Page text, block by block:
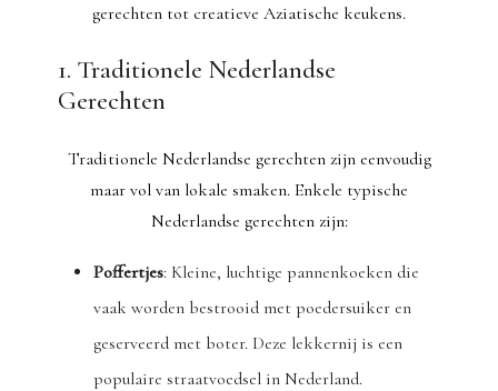
gerechten tot creatieve Aziatische keukens.
1. Traditionele Nederlandse
Gerechten
Traditionele Nederlandse gerechten zijn eenvoudig
maar vol van lokale smaken. Enkele typische
Nederlandse gerechten zijn:
Poffertjes: Kleine, luchtige pannenkoeken die
vaak worden bestrooid met poedersuiker en
geserveerd met boter. Deze lekkernij is een
populaire straatvoedsel in Nederland.